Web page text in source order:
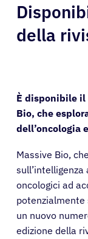
della
È disponibile il
Bio, che
dell’oncologia
Massive Bio,
oncologici ad
potenzialmente
un nuovo
edizione della